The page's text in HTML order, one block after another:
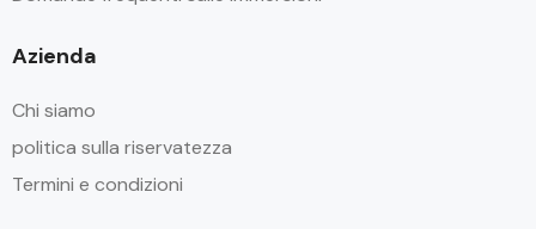
Azienda
Chi siamo
politica sulla riservatezza
Termini e condizioni